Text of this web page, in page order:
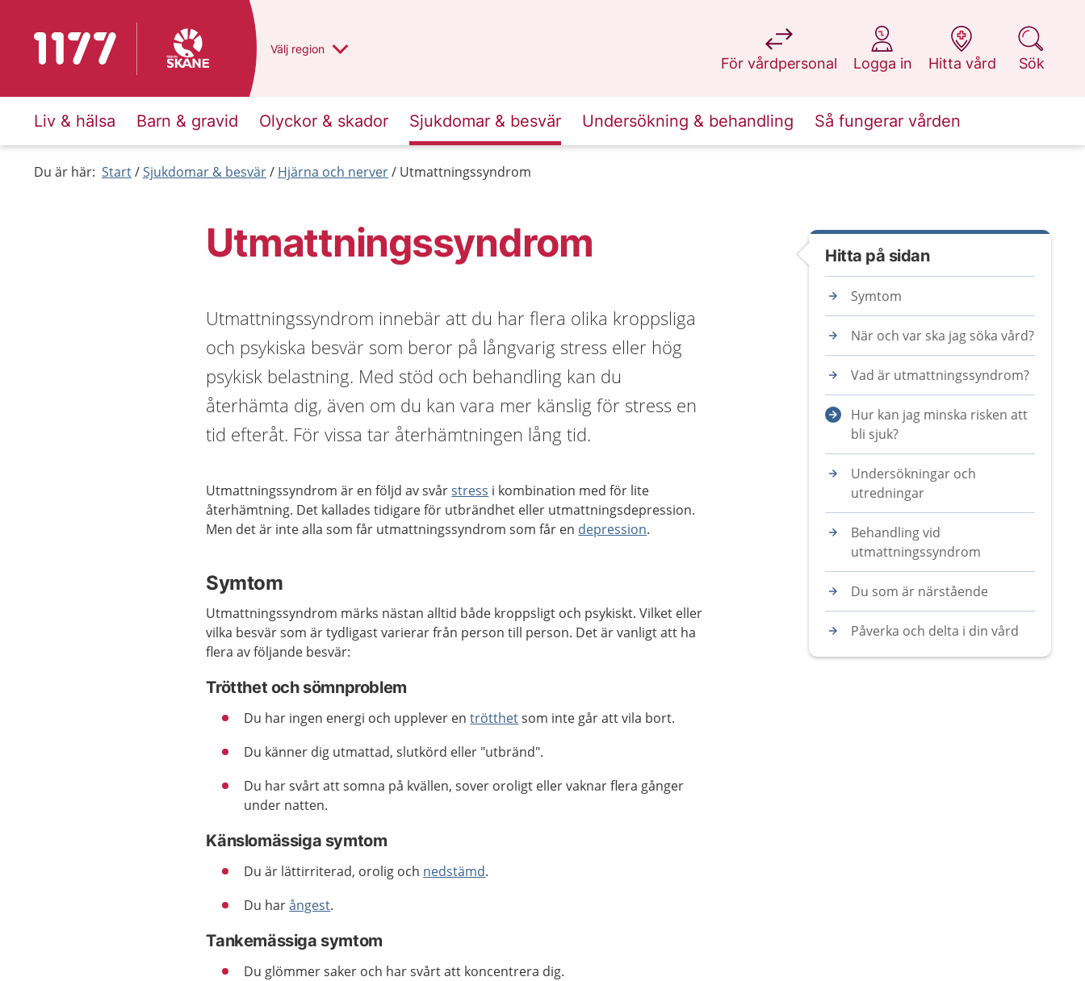
Till startsidan för 1177 Du har valt region
Välj en annan
region
För vårdpersonal
på 1177.se
Logga in
på 1177.se
Hitta vård
på 1177.se
Sök
på 1177.se
Liv & hälsa Barn & gravid Olyckor & skador Sjukdomar & besvär Undersökning & behandling Så fungerar vården
Du är här: Start Sjukdomar & besvär Hjärna och nerver Utmattningssyndrom
Utmattningssyndrom
Utmattningssyndrom innebär att du har flera olika kroppsliga
och psykiska besvär som beror på långvarig stress eller hög
psykisk belastning. Med stöd och behandling kan du
återhämta dig, även om du kan vara mer känslig för stress en
tid efteråt. För vissa tar återhämtningen lång tid.
Utmattningssyndrom är en följd av svårstress i kombination med för lite
återhämtning. Det kallades tidigare för utbrändhet eller utmattningsdepression.
Men det är inte alla som får utmattningssyndrom som får en depression.
Symtom
Utmattningssyndrom märks nästan alltid både kroppsligt och psykiskt. Vilket eller
vilka besvär som är tydligast varierar från person till person. Det är vanligt att ha
flera av följande besvär:
Trötthet och sömnproblem
Du har ingen energi och upplever entrötthetsom inte går att vila bort.
Du känner dig utmattad, slutkörd eller "utbränd".
Du har svårt att somna på kvällen, sover oroligt eller vaknar flera gånger
under natten.
Känslomässiga symtom
Du är lättirriterad, orolig och nedstämd.
Du harångest.
Tankemässiga symtom
Du glömmer saker och har svårt att koncentrera dig.
Hitta på sidan
Symtom
När och var ska jag söka vård?
Vad är utmattningssyndrom?
Hur kan jag minska risken att
bli sjuk?
Undersökningar och
utredningar
Behandling vid
utmattningssyndrom
Du som är närstående
Påverka och delta i din vård